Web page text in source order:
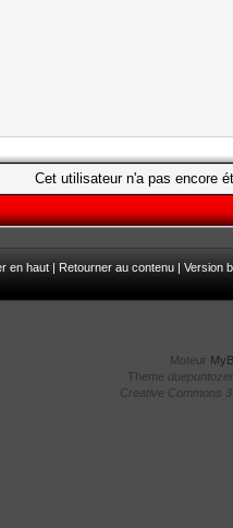
Cet utilisateur n'a pas encore
en haut | Retourner au contenu | Version
Moteur
Theme
Creative Commons